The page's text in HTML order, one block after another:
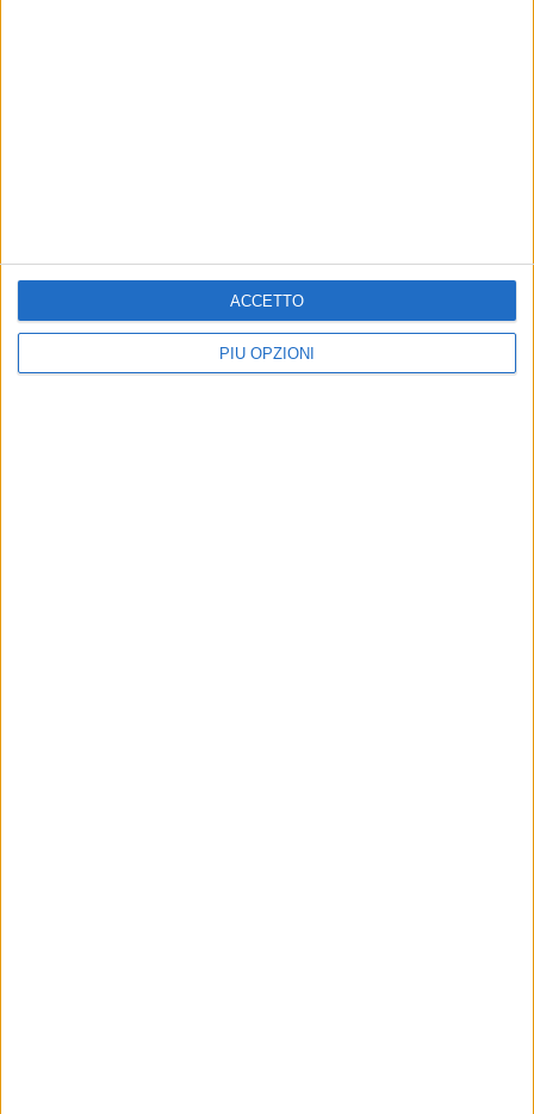
PIÙ OPZIONI
ACCETTO